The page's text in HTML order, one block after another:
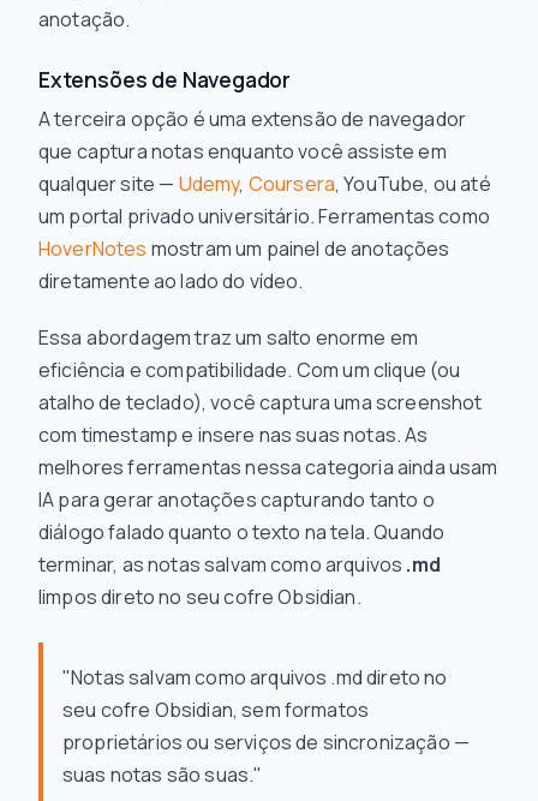
anotação.
Extensões de Navegador
A terceira opção é uma extensão de navegador
que captura notas enquanto você assiste em
qualquer site — Udemy, Coursera, YouTube, ou até
um portal privado universitário. Ferramentas como
HoverNotes mostram um painel de anotações
diretamente ao lado do vídeo.
Essa abordagem traz um salto enorme em
eficiência e compatibilidade. Com um clique (ou
atalho de teclado), você captura uma screenshot
com timestamp e insere nas suas notas. As
melhores ferramentas nessa categoria ainda usam
IA para gerar anotações capturando tanto o
diálogo falado quanto o texto na tela. Quando
terminar, as notas salvam como arquivos .md
limpos direto no seu cofre Obsidian.
"Notas salvam como arquivos .md direto no
seu cofre Obsidian, sem formatos
proprietários ou serviços de sincronização —
suas notas são suas."